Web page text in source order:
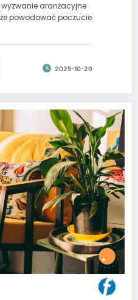
wyzwanie aranżacyjne
powodować poczucie
2025-10-29